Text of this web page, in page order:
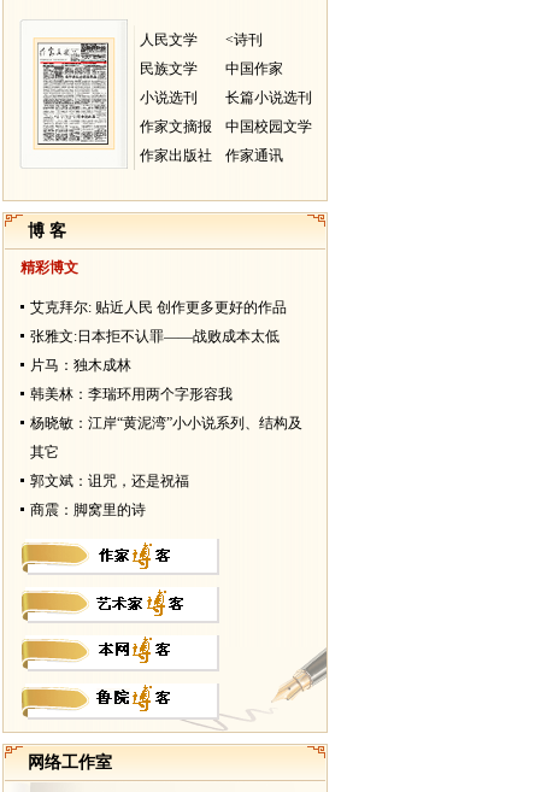
人民文学
<诗刊
民族文学
中国作家
小说选刊
长篇小说选刊
作家文摘报
中国校园文学
作家出版社
作家通讯
博 客
精彩博文
艾克拜尔: 贴近人民 创作更多更好的作品
张雅文:日本拒不认罪——战败成本太低
片马：独木成林
韩美林：李瑞环用两个字形容我
杨晓敏：江岸“黄泥湾”小小说系列、结构及
其它
郭文斌：诅咒，还是祝福
商震：脚窝里的诗
网络工作室